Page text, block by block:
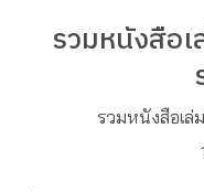
รวมหนังสือ
รวมหนังสือเล่